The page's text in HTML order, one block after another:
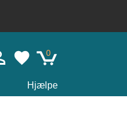
0
Hjælpe